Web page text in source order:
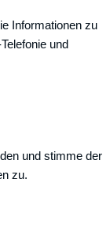
Informationen zu
und
und stimme der
zu.